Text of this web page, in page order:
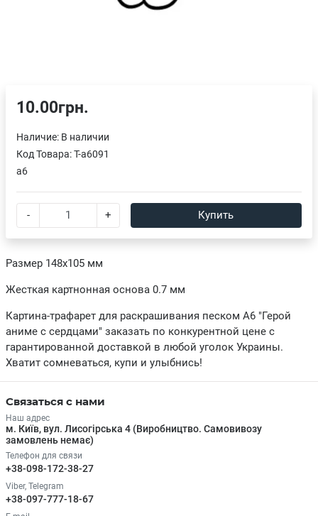
Размер 148х105 мм
Жесткая картнонная основа 0.7 мм
Картина-трафарет для раскрашивания песком А6 "Герой
аниме с сердцами" заказать по конкурентной цене с
гарантированной доставкой в любой уголок Украины.
Хватит сомневаться, купи и улыбнись!
10.00грн.
Наличие: В наличии
Код Товара:T-a6091
a6
- + Купить
Связаться с нами
Наш адрес
м. Київ, вул. Лисогірська 4 (Виробництво. Самовивозу
замовлень немає)
Телефон для связи
+38-098-172-38-27
Viber, Telegram
+38-097-777-18-67